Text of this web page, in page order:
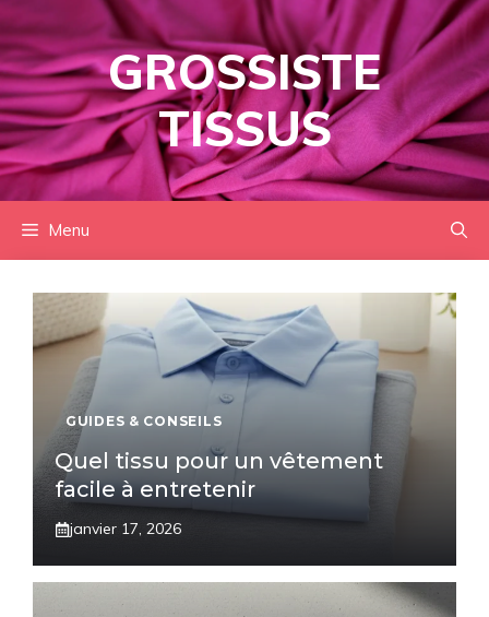
au
contenu
GROSSISTE
TISSUS
Menu
GUIDES & CONSEILS
Quel tissu pour un vêtement
facile à entretenir
janvier 17, 2026